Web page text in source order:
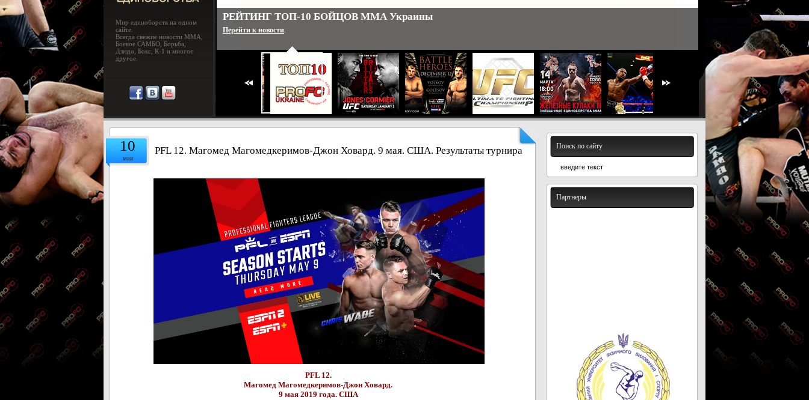
Мир единоборств на одном
сайте.
Всегда свежие новости MMA,
Боевое САМБО, Борьба,
Дзюдо, Бокс, К-1 и многое
другое.
UFC 182: Джонс Джонс-Даниэль Кормье. 3 января. США. Результаты
Перейти к новости.
10
мая
PFL 12. Магомед Магомедкеримов-Джон Ховард. 9 мая. США. Результаты турнира
PFL 12.
Магомед Магомедкеримов-Джон Ховард.
9 мая 2019 года. США
Поиск по сайту
Партнеры